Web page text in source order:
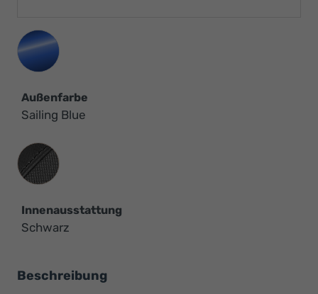
Außenfarbe
Sailing Blue
Innenausstattung
Innenausstattung
Schwarz
Beschreibung